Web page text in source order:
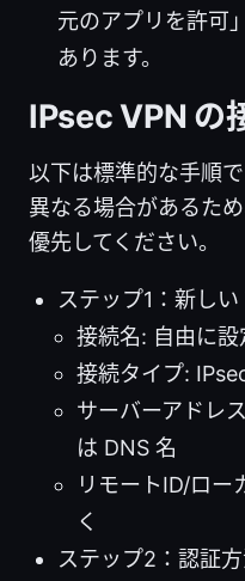
元のアプリを許可
あります。
IPsec VPN の
以下は標準的な手順
異なる場合があるた
優先してください。
ステップ1：新し
接続名: 自由に
接続タイプ:
サーバーアドレ
は DNS 名
リモートID/ロー
く
ステップ2：認証